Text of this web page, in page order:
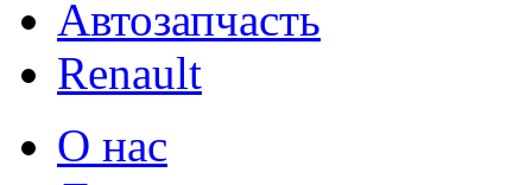
Автозапчасть
Renault
О нас